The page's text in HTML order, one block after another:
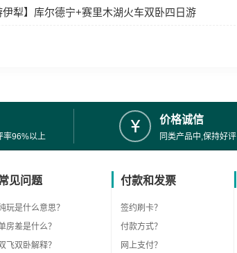
犁】库尔德宁+赛里木湖火车双卧四日游
率96%以上
价格诚信
同类产品中,保持好评
见问题
玩是什么意思？
房差是什么？
飞双卧解释？
付款和发票
签约刷卡？
付款方式？
网上支付？